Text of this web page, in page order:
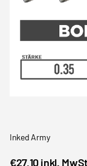
Inked Army
€27,10 inkl.